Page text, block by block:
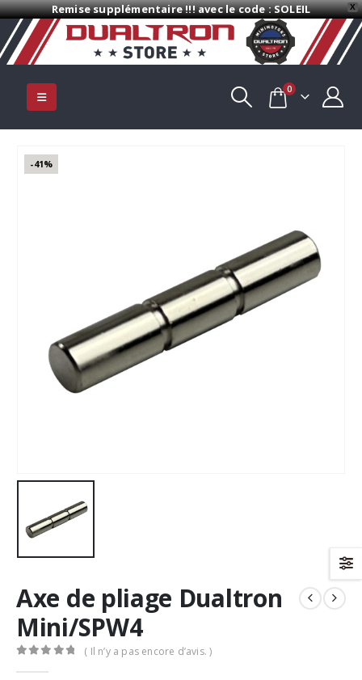
X
Remise supplémentaire !!! avec le code : SOLEIL
0
-41%
Axe de pliage Dualtron
Mini/SPW4
( Il n’y a pas encore d’avis. )